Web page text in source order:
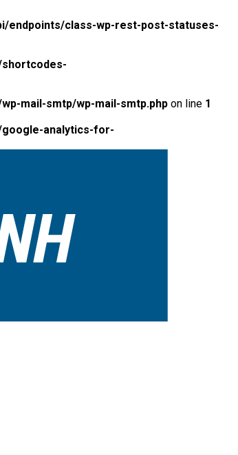
endpoints/class-wp-rest-post-statuses-
mail-smtp/wp-mail-smtp.php on line 1
analytics-for-